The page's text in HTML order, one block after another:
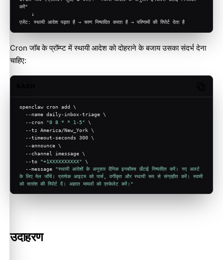
करें"
    ↓
एजेंट: स्थायी आदेश पढ़ता है → चरण निष्पादित करता है → परिणामों की रिपोर्ट देता है
Cron जॉब के प्रॉम्प्ट में स्थायी आदेश को दोहराने के बजाय उसका संदर्भ देना
चाहिए:
openclaw cron add \
  --name daily-inbox-triage \
  --cron
"0 8 * * 1-5" \
  --tz America/New_York \
  --timeout-seconds 300 \
  --announce \
  --channel imessage \
  --to
"+1XXXXXXXXXX" \
  --message
"स्थायी आदेशों के अनुसार दैनिक इनबॉक्स छँटाई निष्पादित करें। नए अलर्ट
के लिए मेल जाँचें। प्रत्येक आइटम को पार्स, वर्गीकृत और स्थायी रूप से संग्रहीत करें। स्वामी
को सारांश की रिपोर्ट दें। अज्ञात मामलों को एस्केलेट करें।"
उदाहरण